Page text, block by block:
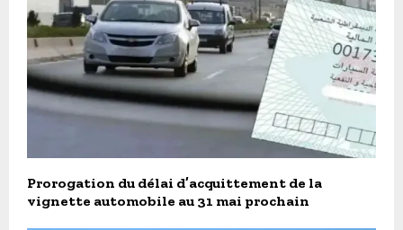
Prorogation du délai d’acquittement de la
vignette automobile au 31 mai prochain